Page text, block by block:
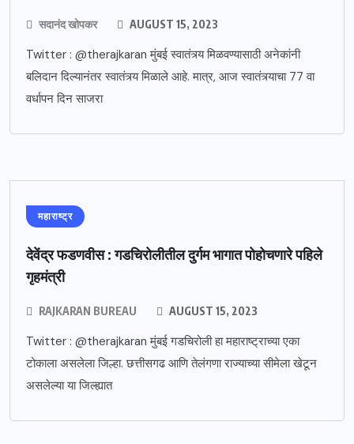
सदानंद खोपकर AUGUST 15, 2023
Twitter : @therajkaran मुंबई स्वातंत्र्य मिळवण्यासाठी अनेकांनी
बलिदान दिल्यानंतर स्वातंत्र्य मिळाले आहे. मात्र, आज स्वातंत्र्याचा 77 वा
वर्धापन दिन साजरा
महाराष्ट्र
देवेंद्र फडणवीस : गडचिरोलीतील दुर्गम भागात पोहोचणारे पहिले
गृहमंत्री
RAJKARAN BUREAU AUGUST 15, 2023
Twitter : @therajkaran मुंबई गडचिरोली हा महाराष्ट्राच्या एका
टोकाला असलेला जिल्हा. छत्तीसगढ आणि तेलंगणा राज्याच्या सीमेला खेटून
असलेल्या या जिल्ह्यात